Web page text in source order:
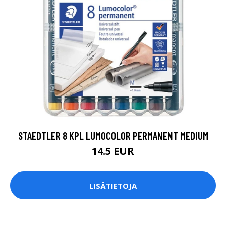
STAEDTLER 8 KPL LUMOCOLOR PERMANENT MEDIUM
14.5 EUR
LISÄTIETOJA